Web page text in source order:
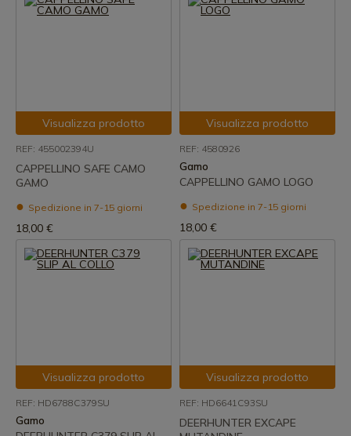
Visualizza prodotto
REF: 455002394U
CAPPELLINO SAFE CAMO
GAMO
Spedizione in 7-15 giorni
18,00 €
Visualizza prodotto
REF: 4580926
Gamo
CAPPELLINO GAMO LOGO
Spedizione in 7-15 giorni
18,00 €
Visualizza prodotto
REF: HD6788C379SU
Gamo
Visualizza prodotto
REF: HD6641C93SU
DEERHUNTER EXCAPE